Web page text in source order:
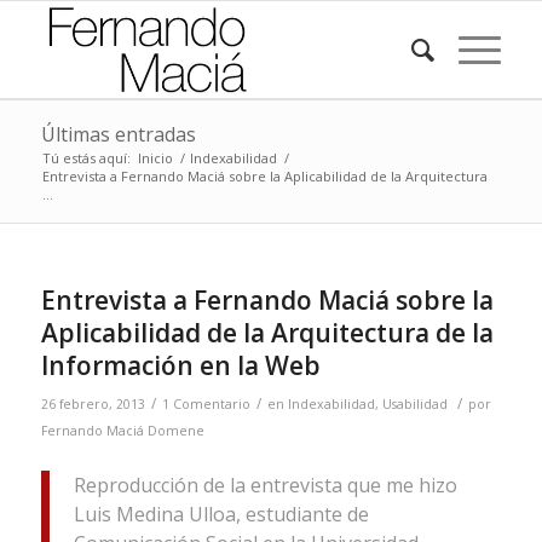
Últimas entradas
Tú estás aquí: Inicio / Indexabilidad /
Entrevista a Fernando Maciá sobre la Aplicabilidad de la Arquitectura
...
Entrevista a Fernando Maciá sobre la
Aplicabilidad de la Arquitectura de la
Información en la Web
26 febrero, 2013 / 1 Comentario / en Indexabilidad, Usabilidad / por
Fernando Maciá Domene
Reproducción de la entrevista que me hizo
Luis Medina Ulloa, estudiante de